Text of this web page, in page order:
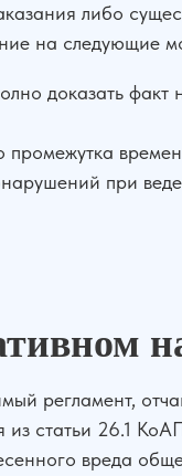
либо
на следующие
доказать факт
при
регламент,
статьи 26.1
вреда